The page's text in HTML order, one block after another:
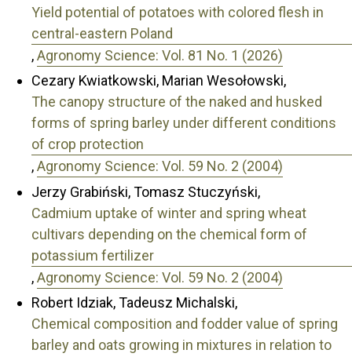
Yield potential of potatoes with colored flesh in
central-eastern Poland
,Agronomy Science: Vol. 81 No. 1 (2026)
Cezary Kwiatkowski, Marian Wesołowski,
The canopy structure of the naked and husked
forms of spring barley under different conditions
of crop protection
,Agronomy Science: Vol. 59 No. 2 (2004)
Jerzy Grabiński, Tomasz Stuczyński,
Cadmium uptake of winter and spring wheat
cultivars depending on the chemical form of
potassium fertilizer
,Agronomy Science: Vol. 59 No. 2 (2004)
Robert Idziak, Tadeusz Michalski,
Chemical composition and fodder value of spring
barley and oats growing in mixtures in relation to